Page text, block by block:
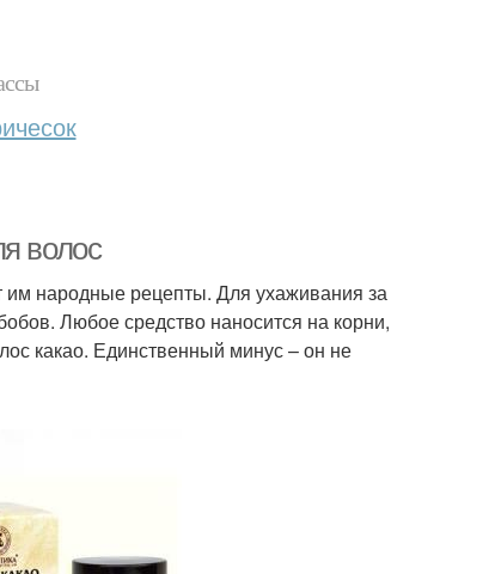
волос
народные рецепты. Для ухаживания за
Любое средство наносится на корни,
какао. Единственный минус – он не